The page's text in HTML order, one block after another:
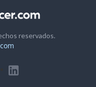
reservados.